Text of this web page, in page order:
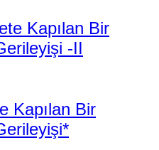
Kapılan Bir
-II
Kapılan Bir